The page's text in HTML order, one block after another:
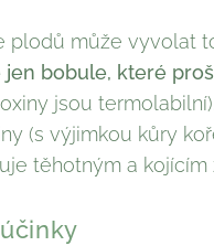
plodů může vyvolat
jen bobule, které
jsou termolabilní).
(s výjimkou kůry
těhotným a kojícím